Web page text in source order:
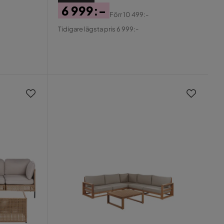
Pris
6 999:-
Original
Förr10 499:-
Tidigare lägsta pris 6 999:-